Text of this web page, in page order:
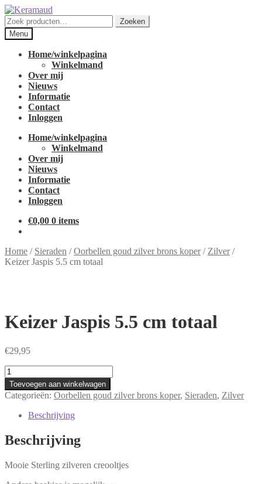
Ga
door
naar
navigatie
Ga
naar
de
inhoud
Zoeken
naar:
Zoeken
Menu
Home/winkelpagina
Winkelmand
Over mij
Nieuws
Informatie
Contact
Inloggen
Home/winkelpagina
Winkelmand
Over mij
Nieuws
Informatie
Contact
Inloggen
€0,00 0 items
Home / Sieraden /Oorbellen goud zilver brons koper/ Zilver/
Keizer Jaspis 5.5 cm totaal
Keizer Jaspis 5.5 cm totaal
€29,95
Keizer
Jaspis
5.5
cm
totaal
Toevoegen aan winkelwagen
Categorieën: Oorbellen goud zilver brons koper, Sieraden, Zilver
Beschrijving
Beschrijving
Mooie Sterling zilveren creooltjes